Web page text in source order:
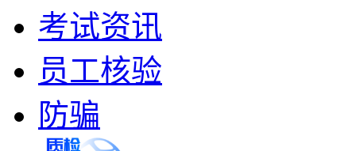
考试资讯
员工核验
防骗